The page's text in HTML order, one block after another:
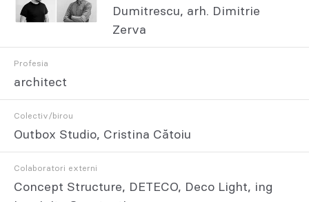
Dumitrescu, arh. Dimitrie
Zerva
Profesia
architect
Colectiv/birou
Outbox Studio, Cristina Cătoiu
Colaboratori externi
Concept Structure, DETECO, Deco Light, ing